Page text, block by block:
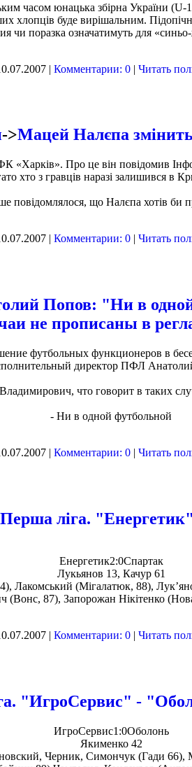
часом юнацька збірна України (U-
хлопців буде вирішальним.
чи поразка означатимуть для
| Комментарии: 0 | Читать
->Мацей Налєпа
«Харків». Про це він повідомив
хто з гравців наразі залишився в
повідомлялося, що Налєпа хотів би
| Комментарии: 0 | Читать
Попов: "Ни в
не прописаны в
футбольных функционеров в
директор ПФЛ
что говорит в таких
- Ни в одной футбольной
| Комментарии: 0 | Читать
Перша ліга.
Енергетик2:0Спартак
Лукьянов 13, Качур 61
Лакомський (Мігалатюк, 88),
(Вонс, 87), Запорожан Нікітенко
| Комментарии: 0 | Читать
"ИгроСервис" -
ИгроСервис1:0Оболонь
Якименко 42
Черник, Симончук (Гади